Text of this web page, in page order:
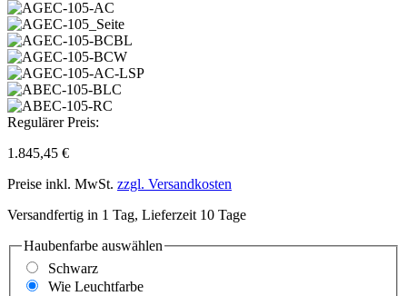
Regulärer Preis:
1.845,45 €
Preise inkl. MwSt. zzgl. Versandkosten
Versandfertig in 1 Tag, Lieferzeit 10 Tage
Haubenfarbe auswählen
Schwarz
Wie Leuchtfarbe